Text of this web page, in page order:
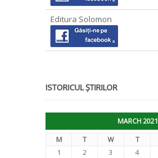
Editura Solomon
ISTORICUL ȘTIRILOR
MARCH 2021
M
T W T
1
2 3 4